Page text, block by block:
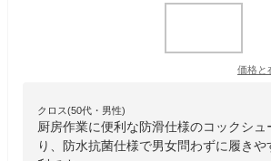
価格と
クロス(50代・男性)
厨房作業に便利な防滑仕様のコックシュ
り、防水抗菌仕様で男女問わずに履き